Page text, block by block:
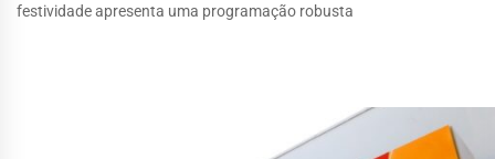
festividade apresenta uma programação robusta